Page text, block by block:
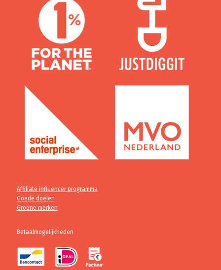
Affiliate influencer programma
Goede doelen
Groene merken
Betaalmogelijkheden